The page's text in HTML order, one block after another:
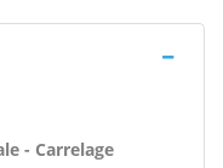
- Carrelage